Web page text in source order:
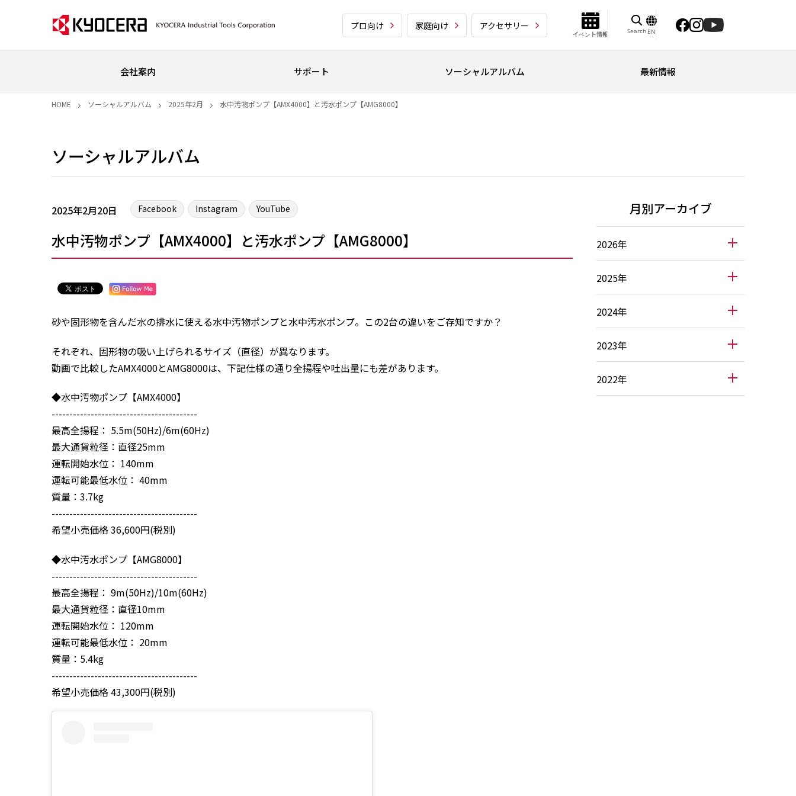
プロ向け 家庭向け アクセサリー
イベント情報 Search EN
会社案内 サポート ソーシャルアルバム 最新情報
HOME ソーシャルアルバム 2025年2月 水中汚物ポンプ【AMX4000】と汚水ポンプ【AMG8000】
ソーシャルアルバム
2025年2月20日 Facebook Instagram YouTube
水中汚物ポンプ【AMX4000】と汚水ポンプ【AMG8000】
砂や固形物を含んだ水の排水に使える水中汚物ポンプと水中汚水ポンプ。この2台の違いをご存知ですか？
それぞれ、固形物の吸い上げられるサイズ（直径）が異なります。
動画で比較したAMX4000とAMG8000は、下記仕様の通り全揚程や吐出量にも差があります。
◆水中汚物ポンプ【AMX4000】
-----------------------------------------
最高全揚程： 5.5m(50Hz)/6m(60Hz)
最大通貨粒径：直径25mm
運転開始水位： 140mm
運転可能最低水位： 40mm
質量：3.7kg
-----------------------------------------
希望小売価格 36,600円(税別)
◆水中汚水ポンプ【AMG8000】
-----------------------------------------
最高全揚程： 9m(50Hz)/10m(60Hz)
最大通貨粒径：直径10mm
運転開始水位： 120mm
運転可能最低水位： 20mm
質量：5.4kg
-----------------------------------------
希望小売価格 43,300円(税別)
月別アーカイブ
2026年
2025年
2024年
2023年
2022年